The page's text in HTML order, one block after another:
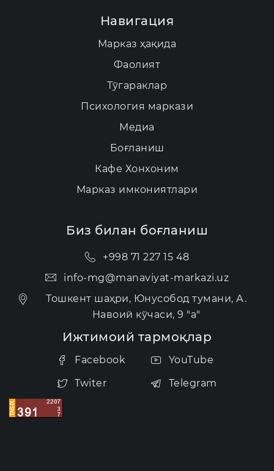
Навигация
Марказ ҳақида
Фаолият
Тўгараклар
Психология маркази
Медиа
Боғланиш
Кафе Хонхоним
Марказ имкониятлари
Биз билан боғланиш
+998 71 227 15 48
info-mg@manaviyat-markazi.uz
Тошкент шаҳри, Юнусобод тумани, А.
Навоий кўчаси, 9 "а"
Ижтимоий тармоқлар
Facebook
Twiter
YouTube
Telegram